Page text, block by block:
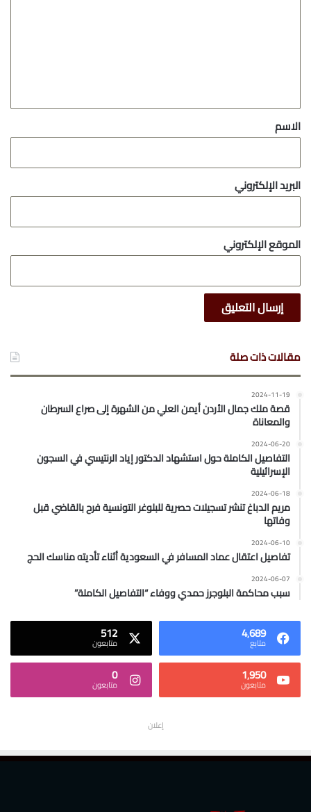
*
الاسم
البريد الإلكتروني
الموقع الإلكتروني
مقالات ذات صلة
2024-11-19
قصة ملك جمال الأردن أيمن العلي من الشهرة إلى صراع السرطان
والمعاناة
2024-06-20
التفاصيل الكاملة حول استشهاد الدكتور إياد الرنتيسي في السجون
الإسرائيلية
2024-06-18
مريم الدباغ تنشر تسجيلات حصرية للبلوغر التونسية فرح بالقاضي قبل
وفاتها
2024-06-10
تفاصيل اعتقال عماد المسافر في السعودية أثناء تأديته مناسك الحج
2024-06-07
سبب محاكمة البلوجرز حمدي ووفاء “التفاصيل الكاملة”
4٬689
متابع 512
متابعون
1٬950
متابعون 0
متابعون
إعلان